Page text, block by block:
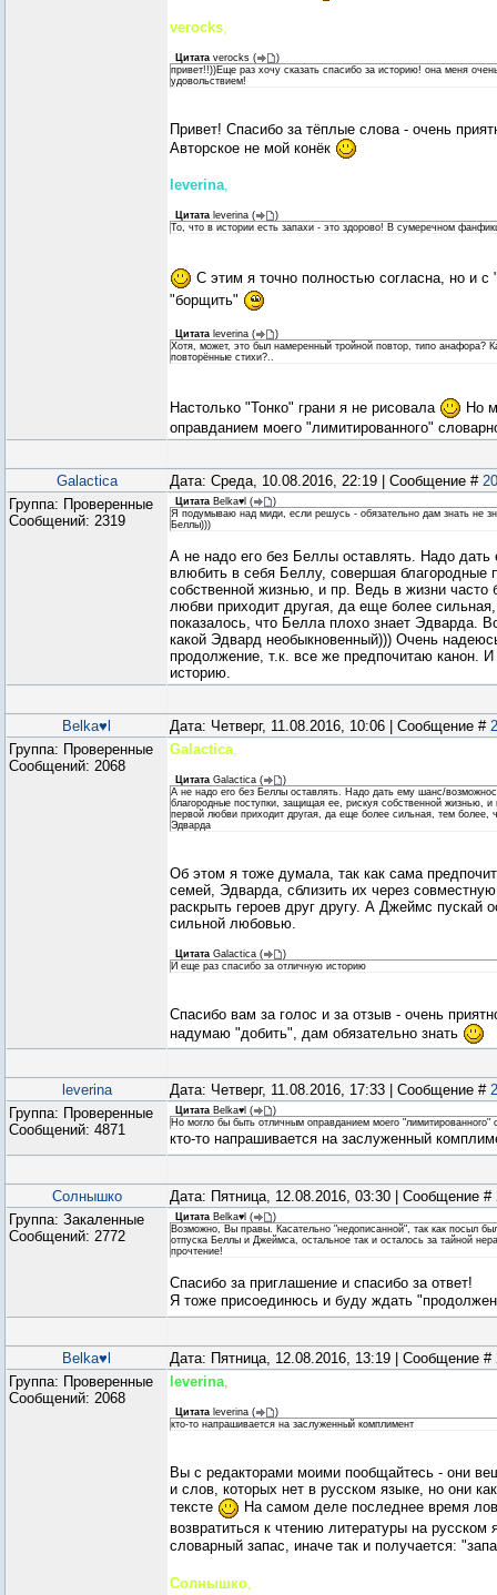
verocks,
Цитата verocks (
)
привет!!))Еще раз хочу сказать спасибо за историю! она меня
удовольствием!
Привет! Спасибо за тёплые слова - очень
Авторское не мой конёк
leverina,
Цитата leverina (
)
То, что в истории есть запахи - это здорово! В сумеречном
С этим я точно полностью согласна, но и с
"борщить"
Цитата leverina (
)
Хотя, может, это был намеренный тройной повтор, типо анафора?
повторённые стихи?..
Настолько "Тонко" грани я не рисовала
Но
оправданием моего "лимитированного"
Galactica Дата: Среда, 10.08.2016, 22:19 | Сообщение # 20
Группа: Проверенные
Сообщений: 2319
Цитата Belka♥l (
)
Я подумываю над миди, если решусь - обязательно дам знать не
Беллы)))
А не надо его без Беллы оставлять. Надо
влюбить в себя Беллу, совершая благородные
собственной жизнью, и пр. Ведь в жизни часто
любви приходит другая, да еще более
показалось, что Белла плохо знает Эдварда.
какой Эдвард необыкновенный))) Очень
продолжение, т.к. все же предпочитаю канон.
историю.
Belka♥l Дата: Четверг, 11.08.2016, 10:06 | Сообщение #
Группа: Проверенные
Сообщений: 2068
Galactica,
Цитата Galactica (
)
А не надо его без Беллы оставлять. Надо дать ему шанс/
благородные поступки, защищая ее, рискуя собственной жизнью,
первой любви приходит другая, да еще более сильная, тем более,
Эдварда
Об этом я тоже думала, так как сама
семей, Эдварда, сблизить их через
раскрыть героев друг другу. А Джеймс пускай
сильной любовью.
Цитата Galactica (
)
И еще раз спасибо за отличную историю
Спасибо вам за голос и за отзыв - очень
надумаю "добить", дам обязательно знать
leverina Дата: Четверг, 11.08.2016, 17:33 | Сообщение #
Группа: Проверенные
Сообщений: 4871
Цитата Belka♥l (
)
Но могло бы быть отличным оправданием моего "лимитированного"
кто-то напрашивается на заслуженный
Солнышко Дата: Пятница, 12.08.2016, 03:30 | Сообщение #
Группа: Закаленные
Сообщений: 2772
Цитата Belka♥l (
)
Возможно, Вы правы. Касательно "недописанной", так как посыл
отпуска Беллы и Джеймса, остальное так и осталось за тайной
прочтение!
Спасибо за приглашение и спасибо за ответ!
Я тоже присоединюсь и буду ждать
Belka♥l Дата: Пятница, 12.08.2016, 13:19 | Сообщение #
Группа: Проверенные
Сообщений: 2068
leverina,
Цитата leverina (
)
кто-то напрашивается на заслуженный комплимент
Вы с редакторами моими пообщайтесь - они
и слов, которых нет в русском языке, но они
тексте
На самом деле последнее время
возвратиться к чтению литературы на русском
словарный запас, иначе так и получается:
Солнышко,